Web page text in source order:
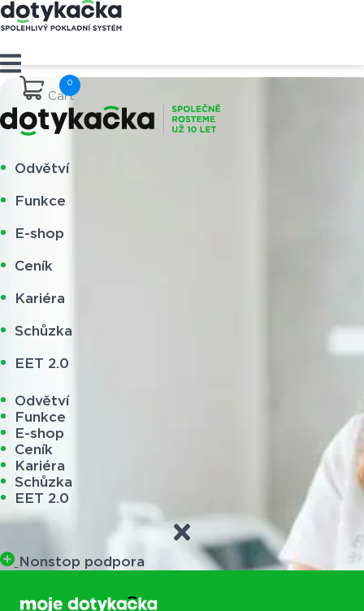
Cart
Odvětví
Funkce
E-shop
Ceník
Kariéra
Schůzka
EET 2.0
Odvětví
Funkce
E-shop
Ceník
Kariéra
Schůzka
EET 2.0
Nonstop podpora